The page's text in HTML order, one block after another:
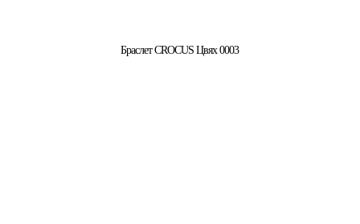
Браслет CROCUS Цвях 0003